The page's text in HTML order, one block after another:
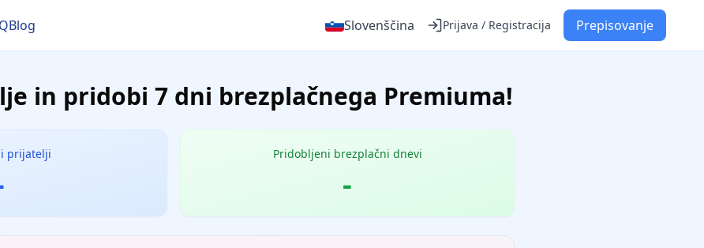
Blog Slovenščina Prijava / Registracija Prepisovanje
in pridobi 7 dni brezplačnega Premiuma!
prijatelji Pridobljeni brezplačni dnevi
-